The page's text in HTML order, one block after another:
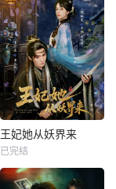
王妃她从妖界来
已完结